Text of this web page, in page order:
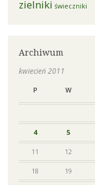
zielniki świeczniki
Archiwum
kwiecień 2011
P W
4 5
11 12
18 19